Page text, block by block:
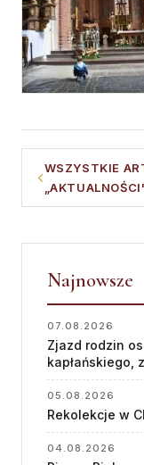
WSZYSTKIE
Najnowsze
07.08.2026
Zjazd rodzin
kapłańskiego,
05.08.2026
Rekolekcje w
04.08.2026